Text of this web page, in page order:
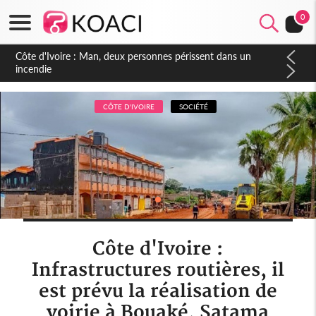
0
Côte d'Ivoire : Séileu, la célébration de la fête nationale
transformée en vaste campagne contre les produits
dépigmentants dangereux
CÔTE D'IVOIRE SOCIÉTÉ
Côte d'Ivoire :
Infrastructures routières, il
est prévu la réalisation de